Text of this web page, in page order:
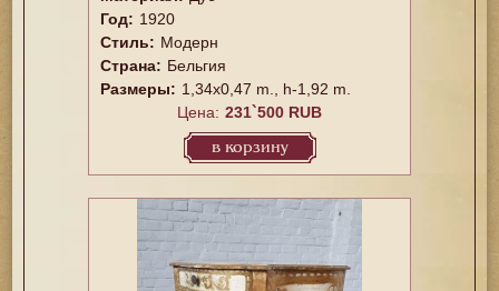
Год: 1920
Стиль: Модерн
Страна: Бельгия
Размеры: 1,34x0,47 m., h-1,92 m.
Цена: 231`500 RUB
в корзину